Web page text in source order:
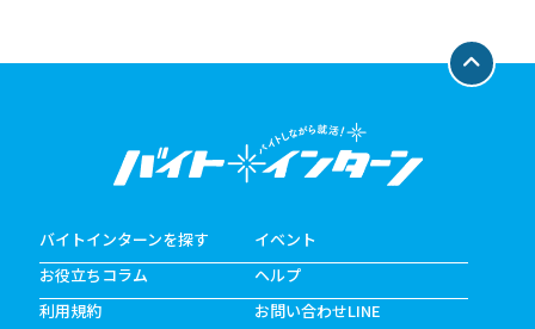
バイトインターンを探す
イベント
お役立ちコラム
ヘルプ
利用規約
お問い合わせLINE